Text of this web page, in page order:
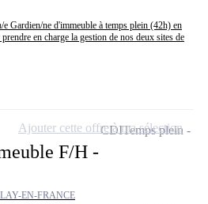
Gardien/ne d'immeuble à temps plein (42h) en
en charge la gestion de nos deux sites de
F/H -
EN-FRANCE
CDITemps plein
Ajouter cette offre à ma sélection